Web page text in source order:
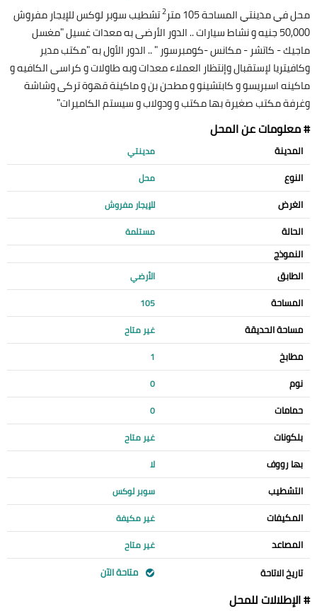
محل في مدينتي المساحة 105 متر 2تشطيب سوبر لوكس للإيجار مفروش
50,000 جنيه و نشاط سيارات .. الدور الأرضى به معدات غسيل "مغسل
ماجيك - كاتشر - مكانس -كومبرسور " .. الدور الأول به "مكتب مدير
وكافيتريا لإستقبال وإنتظار العملاء معدات وبه طاولات و كراسى الكافيه و
ماكينه اسبريسو و كابتشينو و مطحن بن و ماكينة قهوة تركى وشاشة
وغرفة مكتب صغيرة بها مكتب و ودولاب و سيستم الكاميرات"
# معلومات عن المحل
المدينة مدينتي
النوع محل
الغرض للإيجار مفروش
الحالة مستلمة
النموذج
الطابق
الأرضي
المساحة 105
مساحة الحديقة غير متاح
مطابخ 1
نوم 0
حمامات 0
بلكونات غير متاح
بها رووف لا
التشطيب سوبر لوكس
المكيفات غير مكيفة
المصاعد غير متاح
تاريخ الاتاحة متاحة الآن
# الإطلالات للمحل